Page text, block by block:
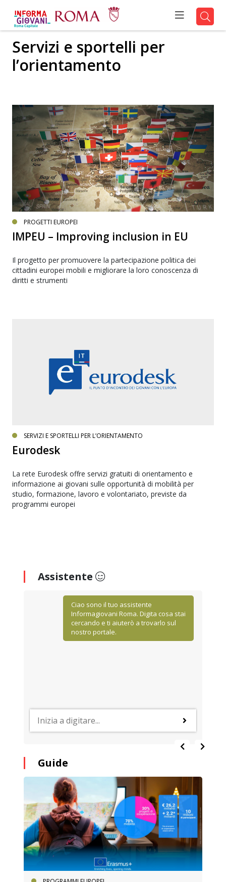
Servizi e sportelli per
l’orientamento
PROGETTI EUROPEI
IMPEU – Improving inclusion in EU
Il progetto per promuovere la partecipazione politica dei
cittadini europei mobili e migliorare la loro conoscenza di
diritti e strumenti
SERVIZI E SPORTELLI PER L’ORIENTAMENTO
Eurodesk
La rete Eurodesk offre servizi gratuiti di orientamento e
informazione ai giovani sulle opportunità di mobilità per
studio, formazione, lavoro e volontariato, previste da
programmi europei
Assistente
Ciao sono il tuo assistente
Informagiovani Roma. Digita cosa stai
cercando e ti aiuterò a trovarlo sul
nostro portale.
Guide